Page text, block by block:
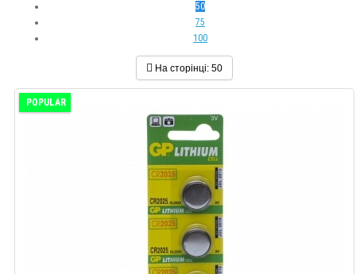
50
75
100
На сторінці: 50
POPULAR